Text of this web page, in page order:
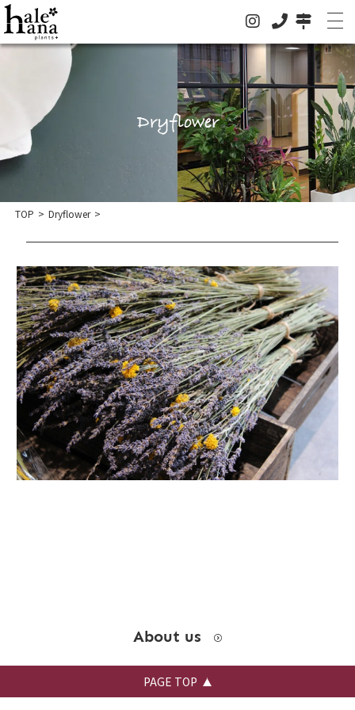
ホーム
オンラインストア
法人の方はこちらへ
グリーン
ドライフラワー
ハレハナについて
お問い合わせ
instagram
Dryflower
TOP > Dryflower >
About us
PAGE TOP